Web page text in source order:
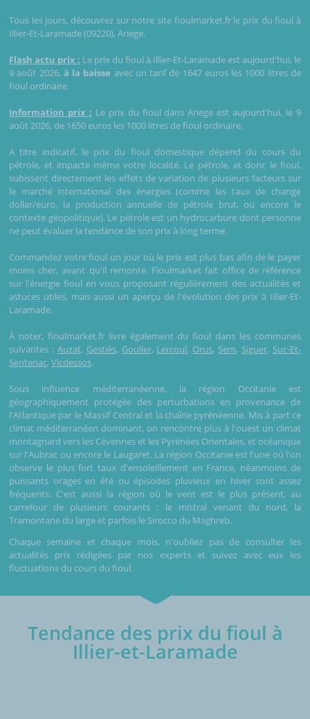
Tous les jours, découvrez sur notre site fioulmarket.fr le prix du fioul à
Illier-Et-Laramade (09220), Ariege.
Flash actu prix : Le prix du fioul à Illier-Et-Laramade est aujourd'hui, le
9 août 2026, à la baisse avec un tarif de 1647 euros les 1000 litres de
fioul ordinaire.
Information prix : Le prix du fioul dans Ariege est aujourd'hui, le 9
août 2026, de 1650 euros les 1000 litres de fioul ordinaire.
A titre indicatif, le prix du fioul domestique dépend du cours du
pétrole, et impacte même votre localité. Le pétrole, et donc le fioul,
subissent directement les effets de variation de plusieurs facteurs sur
le marché international des énergies (comme les taux de change
dollar/euro, la production annuelle de pétrole brut, ou encore le
contexte géopolitique). Le pétrole est un hydrocarbure dont personne
ne peut évaluer la tendance de son prix à long terme.
Commandez votre fioul un jour où le prix est plus bas afin de le payer
moins cher, avant qu'il remonte. Fioulmarket fait office de référence
sur l'énergie fioul en vous proposant régulièrement des actualités et
astuces utiles, mais aussi un aperçu de l'évolution des prix à Illier-Et-
Laramade.
À noter, fioulmarket.fr livre également du fioul dans les communes
suivantes : Auzat, Gestiès, Goulier, Lercoul, Orus, Sem, Siguer, Suc-Et-
Sentenac, Vicdessos.
Sous influence méditerranéenne, la région Occitanie est
géographiquement protégée des perturbations en provenance de
l'Atlantique par le Massif Central et la chaîne pyrénéenne. Mis à part ce
climat méditerranéen dominant, on rencontre plus à l'ouest un climat
montagnard vers les Cévennes et les Pyrénées Orientales, et océanique
sur l'Aubrac ou encore le Laugaret. La région Occitanie est l'une où l'on
observe le plus fort taux d'ensoleillement en France, néanmoins de
puissants orages en été ou épisodes pluvieux en hiver sont assez
fréquents. C'est aussi la région où le vent est le plus présent, au
carrefour de plusieurs courants : le mistral venant du nord, la
Tramontane du large et parfois le Sirocco du Maghreb.
Chaque semaine et chaque mois, n'oubliez pas de consulter les
actualités prix rédigées par nos experts et suivez avec eux les
fluctuations du cours du fioul.
Tendance des prix du fioul à
Illier-et-Laramade